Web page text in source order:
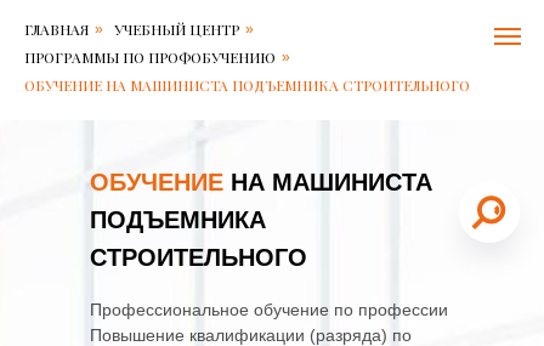
ГЛАВНАЯ » УЧЕБНЫЙ ЦЕНТР »
ПРОГРАММЫ ПО ПРОФОБУЧЕНИЮ »
ОБУЧЕНИЕ НА МАШИНИСТА ПОДЪЕМНИКА СТРОИТЕЛЬНОГО
центр
безопасности
Контакты:
+7
машиниста
строительного
ОБУЧЕНИЕ НА МАШИНИСТА
ПОДЪЕМНИКА
СТРОИТЕЛЬНОГО
Профессиональное обучение по профессии
Повышение квалификации (разряда) по